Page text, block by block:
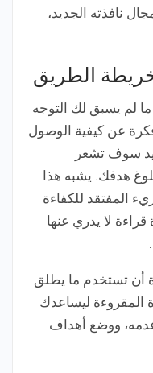
نافذته الجديد،
الطريق
لم يسبق لك التوجه
عن كيفية الوصول
سوف تشعر
هدفك. يشبه هذا
المفتقد للكفاءة
لا يدري عنها
أن تستخدم ما يطلق
المقروءة ليساعدك
ووضع أهداف